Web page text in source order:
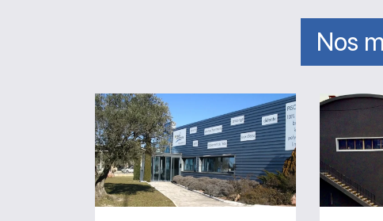
Nos
Magasin
Le
Paradis
de
la